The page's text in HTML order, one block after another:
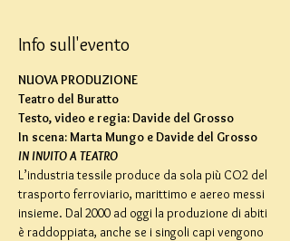
Info sull'evento
NUOVA PRODUZIONE
Teatro del Buratto
Testo, video e regia: Davide del Grosso
In scena: Marta Mungo e Davide del Grosso
IN INVITO A TEATRO
L’industria tessile produce da sola più CO2 del
trasporto ferroviario, marittimo e aereo messi
insieme. Dal 2000 ad oggi la produzione di abiti
è raddoppiata, anche se i singoli capi vengono